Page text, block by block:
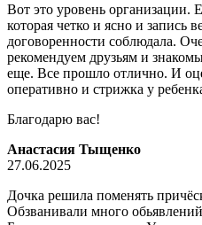
Вот это уровень организации.
которая четко и ясно и запись
договоренности соблюдала.
рекомендуем друзьям и
еще. Все прошло отлично. И
оперативно и стрижка у
Благодарю вас!
Анастасия Тыщенко
27.06.2025
Дочка решила поменять
Обзванивали много